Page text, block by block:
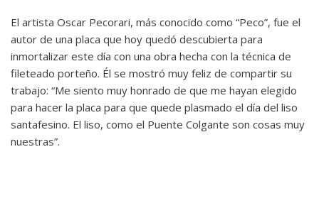
El artista Oscar Pecorari, más conocido como “Peco”, fue el
autor de una placa que hoy quedó descubierta para
inmortalizar este día con una obra hecha con la técnica de
fileteado porteño. Él se mostró muy feliz de compartir su
trabajo: “Me siento muy honrado de que me hayan elegido
para hacer la placa para que quede plasmado el día del liso
santafesino. El liso, como el Puente Colgante son cosas muy
nuestras”.